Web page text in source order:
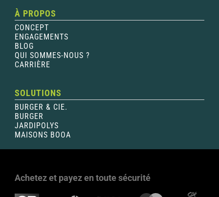
À PROPOS
CONCEPT
ENGAGEMENTS
BLOG
QUI SOMMES-NOUS ?
CARRIÈRE
SOLUTIONS
BURGER & CIE.
BURGER
JARDIPOLYS
MAISONS BOOA
Achetez et payez en toute sécurité